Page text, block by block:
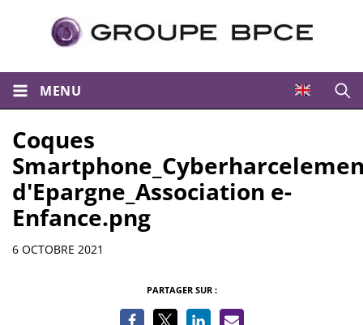
MENU
Coques
d'Epargne_Association e-
Enfance.png
Informations
6 OCTOBRE 2021
PARTAGER SUR :